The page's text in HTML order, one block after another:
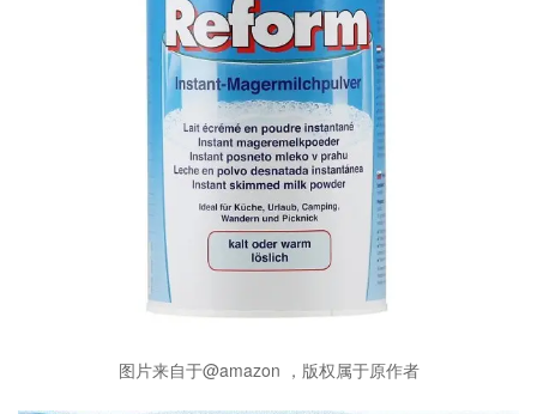
图片来自于@amazon ，版权属于原作者